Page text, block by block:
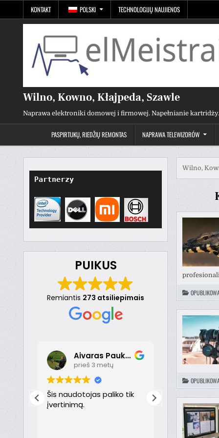
KONTAKT POLSKI TECHNOLOGIJŲ NAUJIENOS
Wilno, Kowno, Kłajpeda, Szawle
Naprawa elektroniki domowej i firmowej. Napełnianie kartridży.
PASPIRTUKŲ, RIEDŽIŲ REMONTAS NAPRAWA TELEWIZORÓW
Partnerzy
PUIKUS
Remiantis 273 atsiliepimais
Aivaras Paukste
prieš 3 metų
Šis naudotojas paliko tik
įvertinimą.
prieš
Wilno,